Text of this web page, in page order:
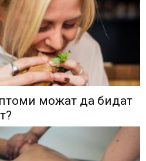
можат да бидат